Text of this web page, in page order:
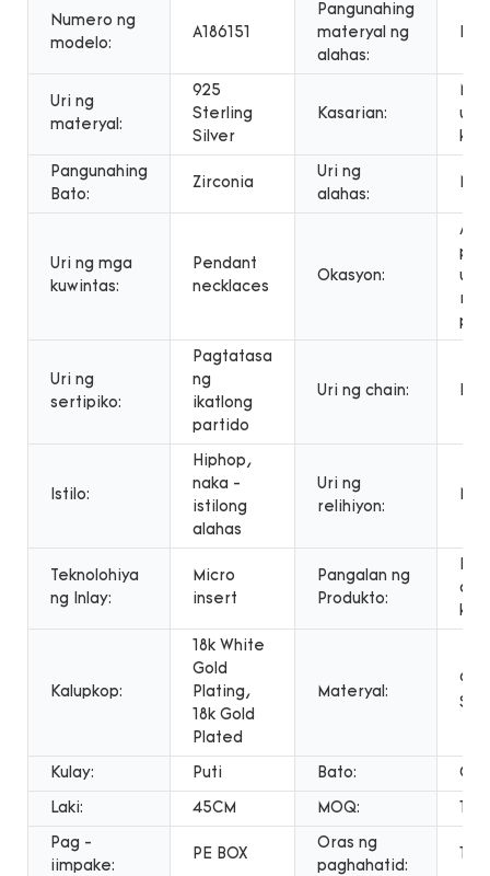
Numero ng
modelo:
A186151
Pangunahing
materyal ng
alahas:
Uri ng
materyal:
925
Sterling
Silver
Kasarian:
Pangunahing
Bato:
Zirconia
Uri ng
alahas:
Uri ng mga
kuwintas:
Pendant
necklaces
Okasyon:
Uri ng
sertipiko:
Pagtatasa
ng
ikatlong
partido
Uri ng chain:
Istilo:
Hiphop,
naka -
istilong
alahas
Uri ng
relihiyon:
Teknolohiya
ng Inlay:
Micro
insert
Pangalan ng
Produkto:
Kalupkop:
18k White
Gold
Plating,
18k Gold
Plated
Materyal:
Kulay: Puti Bato: CZ
Laki: 45CM MOQ:
Pag -
iimpake:
PE BOX
Oras ng
paghahatid: